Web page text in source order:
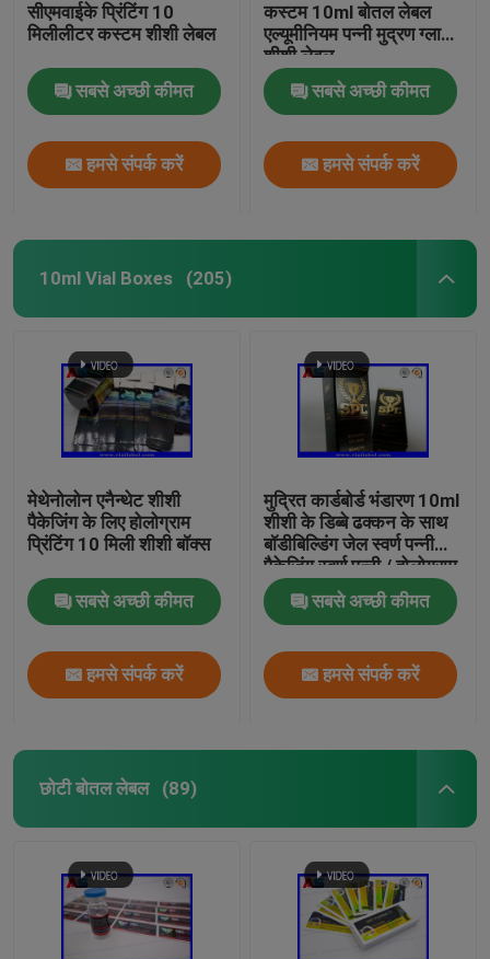
सीएमवाईके प्रिंटिंग 10
मिलीलीटर कस्टम शीशी लेबल
सबसे अच्छी कीमत
हमसे संपर्क करें
कस्टम 10ml बोतल लेबल
एल्यूमीनियम पन्नी मुद्रण ग्लास
शीशी लेबल
सबसे अच्छी कीमत
हमसे संपर्क करें
10ml Vial Boxes (205)
मेथेनोलोन एनैन्थेट शीशी
पैकेजिंग के लिए होलोग्राम
प्रिंटिंग 10 मिली शीशी बॉक्स
सबसे अच्छी कीमत
हमसे संपर्क करें
मुद्रित कार्डबोर्ड भंडारण 10ml
शीशी के डिब्बे ढक्कन के साथ
बॉडीबिल्डिंग जेल स्वर्ण पन्नी
पैकेजिंग स्वर्ण पन्नी / होलोग्राम
प्रभाव
सबसे अच्छी कीमत
हमसे संपर्क करें
छोटी बोतल लेबल (89)